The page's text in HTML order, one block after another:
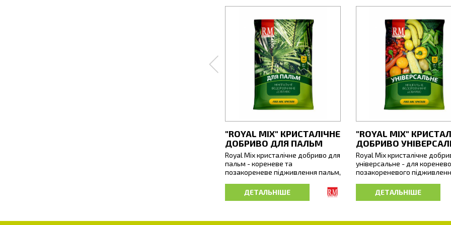
"ROYAL MIX" КРИСТАЛІЧНЕ
ДОБРИВО ДЛЯ ПАЛЬМ
Royal Mix кристалічне добриво для
пальм - кореневе та
позакореневе підживлення пальм,
склад добрива забезпечує
потреби рослин у поживних
загальному зміцненню,
ДЕТАЛЬНІШЕ
"ROYAL MIX"
ДОБРИВО
Royal Mix кристалічне
універсальне - для
позакореневого
тв ягідників, декоративних і
квітучих рослин, кормових та
легкодоступній формі
ДЕТАЛЬНІШЕ